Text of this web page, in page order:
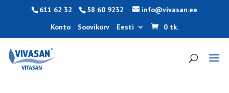
611 62 32 58 60 9232
info@vivasan.ee
Konto
Soovikorv Eesti 0 tk.